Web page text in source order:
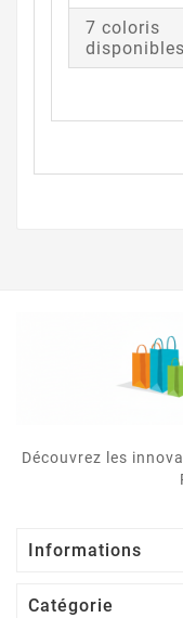
7 coloris
disponibles
Découvrez les
Informations
Catégorie